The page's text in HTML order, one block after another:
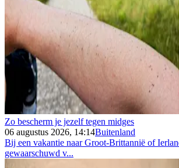
Zo bescherm je jezelf tegen midges
06 augustus 2026, 14:14Buitenland
Bij een vakantie naar Groot-Brittannië of
gewaarschuwd v...